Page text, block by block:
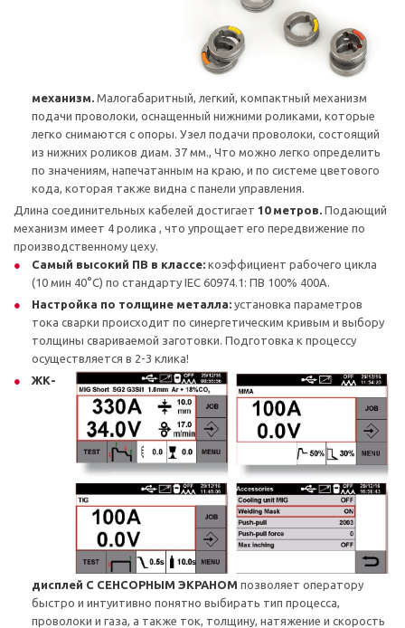
механизм. Малогабаритный, легкий, компактный механизм
подачи проволоки, оснащенный нижними роликами, которые
легко снимаются с опоры. Узел подачи проволоки, состоящий
из нижних роликов диам. 37 мм., Что можно легко определить
по значениям, напечатанным на краю, и по системе цветового
кода, которая также видна с панели управления.
Длина соединительных кабелей достигает 10 метров. Подающий
механизм имеет 4 ролика , что упрощает его передвижение по
производственному цеху.
Самый высокий ПВ в классе: коэффициент рабочего цикла
(10 мин 40°C) по стандарту IEC 60974.1: ПВ 100% 400А.
Настройка по толщине металла: установка параметров
тока сварки происходит по синергетическим кривым и выбору
толщины свариваемой заготовки. Подготовка к процессу
осуществляется в 2-3 клика!
ЖК-
дисплей С СЕНСОРНЫМ ЭКРАНОМ позволяет оператору
быстро и интуитивно понятно выбирать тип процесса,
проволоки и газа, а также ток, толщину, натяжение и скорость